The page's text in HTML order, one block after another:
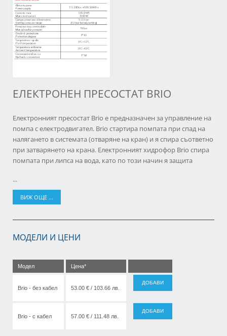
ЕЛЕКТРОНЕН ПРЕСОСТАТ BRIO
Електронният пресостат Brio e предназначен за управление на
помпа с електродвигател. Brio стартира помпата при спад на
налягането в системата (отваряне на кран) и я спира съответно
при затварянето на крана. Електронният хидрофор Brio спира
помпата при липса на вода, като по този начин я защита
...
ВИЖ ОЩЕ ...
МОДЕЛИ И ЦЕНИ
Модел Цена*
Brio - без кабел 53.00 € / 103.66 лв.
ДОБАВИ
Brio - с кабел 57.00 € / 111.48 лв.
ДОБАВИ